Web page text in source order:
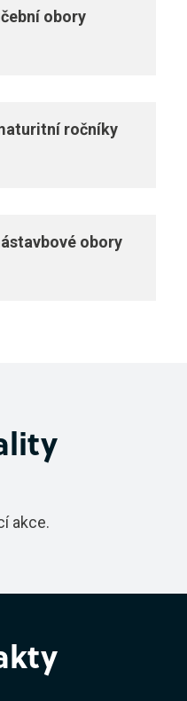
skla
skla
obory
ročníky
obory
akce.